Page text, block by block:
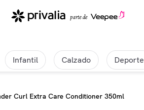
Infantil Calzado Deporte
Curl Extra Care Conditioner 350ml